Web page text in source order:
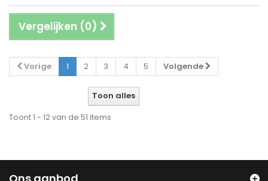
Vergelijken (0)
Vorige 1 2 3 4 5 Volgende
Toon alles
Toont 1 - 12 van de 51 items